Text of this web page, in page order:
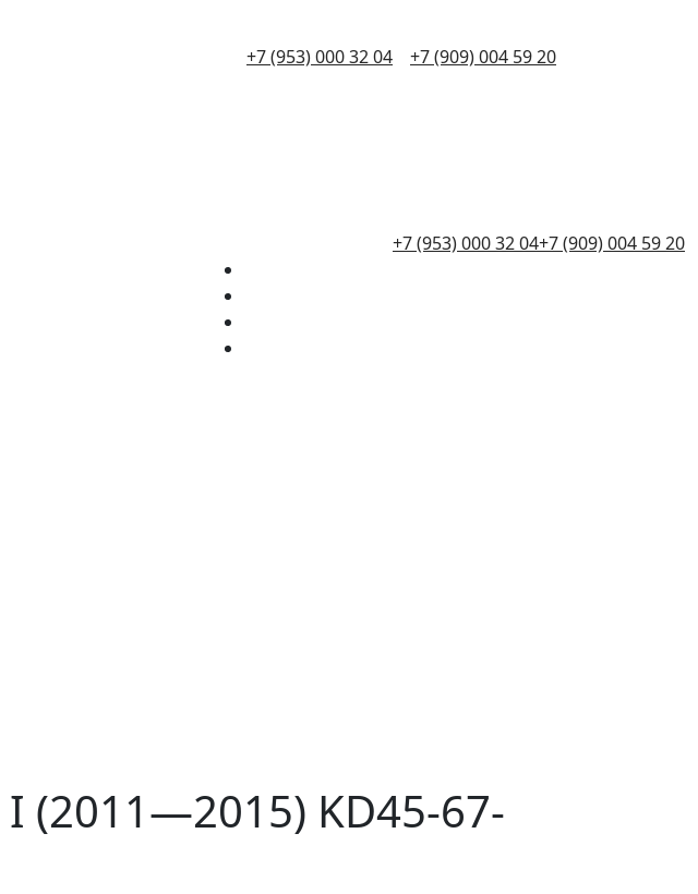
+7 (953) 000 32 04 +7 (909) 004 59 20
+7 (953) 000 32 04+7 (909) 004 59 20
(2011—2015) KD45-67-